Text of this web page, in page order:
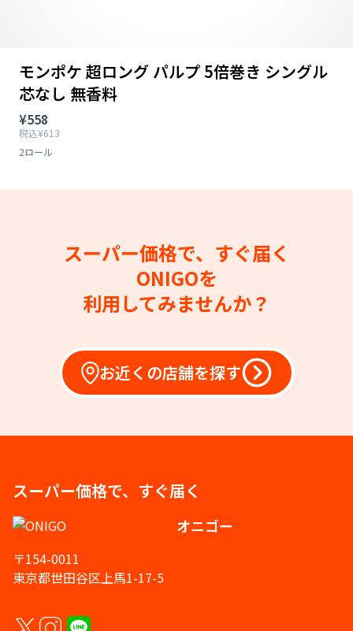
モンポケ 超ロング パルプ 5倍巻き シングル
芯なし 無香料
¥558
税込¥613
2ロール
スーパー価格で、すぐ届く
ONIGOを
利用してみませんか？
お近くの店舗を探す
スーパー価格で、すぐ届く
オニゴー
〒154-0011
東京都世田谷区上馬1-17-5